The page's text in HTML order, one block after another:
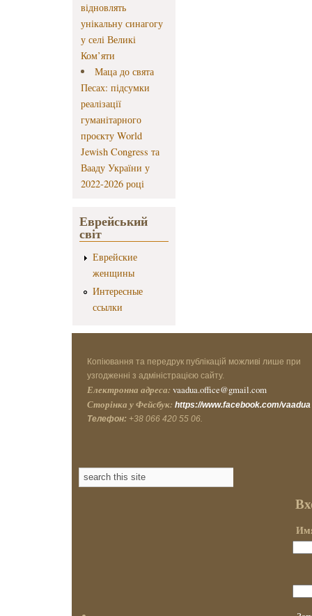
відновлять
унікальну синагогу
у селі Великі
Ком’яти
Маца до свята
Песах: підсумки
реалізації
гуманітарного
проєкту World
Jewish Congress та
Вааду України у
2022-2026 році
Еврейський
світ
Еврейские
женщины
Интересные
ссылки
Копіювання та передрук публікацій можливі лише при
узгодженні з адміністрацією сайту.
Електронна адреса: vaadua.office@gmail.com
Сторінка у Фейсбук: https://www.facebook.com/vaadua
Телефон: +38 066 420 55 06.